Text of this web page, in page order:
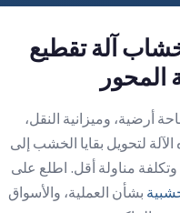
آلة تقطيع
أرضية، وميزانية النقل،
لتحويل بقايا الخشب إلى
مناولة أقل. اطلع على
بشأن العملية، والأسواق